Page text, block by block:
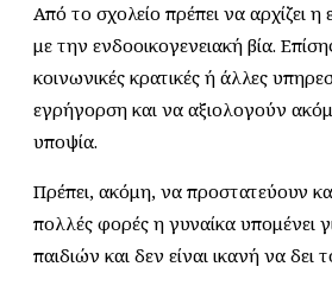
Από το σχολείο πρέπει να αρχίζει η
με την ενδοοικογενειακή βία.
κοινωνικές κρατικές ή άλλες
εγρήγορση και να αξιολογούν
υποψία.
Πρέπει, ακόμη, να προστατεύουν
πολλές φορές η γυναίκα υπομένει
παιδιών και δεν είναι ικανή να δει